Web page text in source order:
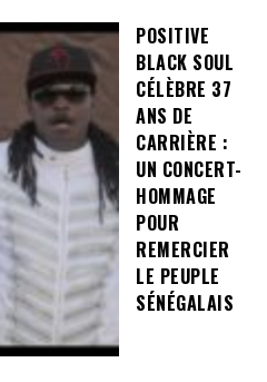
POSITIVE
BLACK SOUL
CÉLÈBRE 37
ANS DE
CARRIÈRE :
UN CONCERT-
HOMMAGE
POUR
REMERCIER
LE PEUPLE
SÉNÉGALAIS